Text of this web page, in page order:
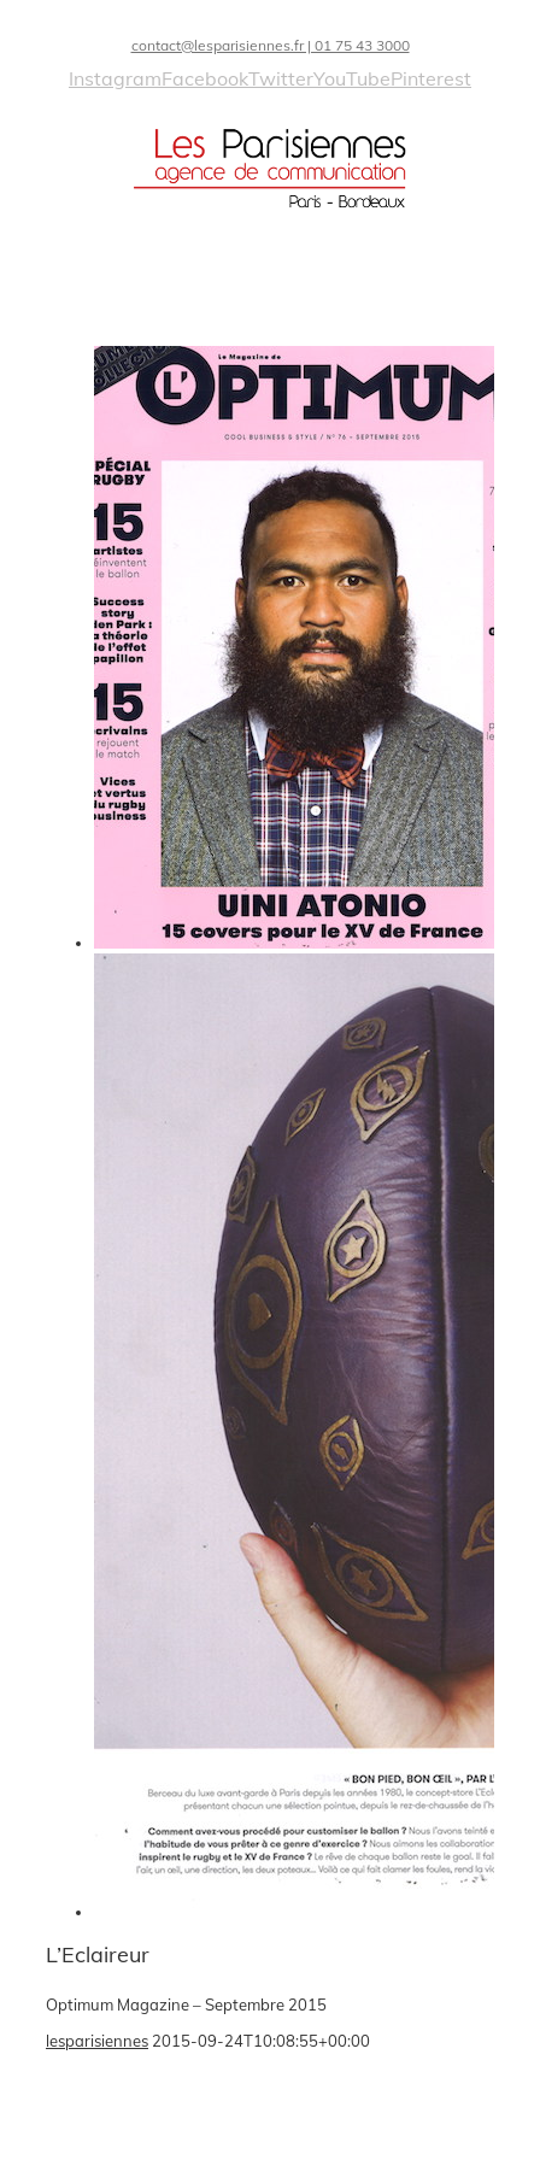
contact@lesparisiennes.fr | 01 75 43 3000
InstagramFacebookTwitterYouTubePinterest
L’Eclaireur
Optimum Magazine – Septembre 2015
lesparisiennes 2015-09-24T10:08:55+00:00